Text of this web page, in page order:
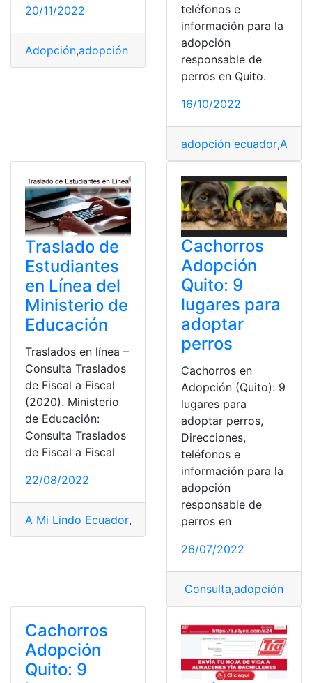
20/11/2022
Adopción,adopción ecuador Consulta,Ecuador
teléfonos e
información para la
adopción
responsable de
perros en Quito.
16/10/2022
adopción ecuador,
Traslado de
Estudiantes
en Línea del
Ministerio de
Educación
Traslados en línea –
Consulta Traslados
de Fiscal a Fiscal
(2020). Ministerio
de Educación:
Consulta Traslados
de Fiscal a Fiscal
22/08/2022
A Mi Lindo Ecuador, adopción ecuador,Ciencias de la
Cachorros
Adopción
Quito: 9
lugares para
adoptar
perros
Cachorros en
Adopción (Quito): 9
lugares para
adoptar perros,
Direcciones,
teléfonos e
información para la
adopción
responsable de
perros en
26/07/2022
Consulta,adopción
Cachorros
Adopción
Quito: 9